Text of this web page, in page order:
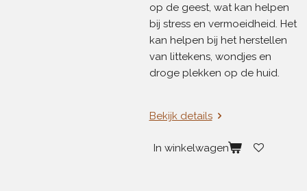
op de geest, wat kan helpen
bij stress en vermoeidheid. Het
kan helpen bij het herstellen
van littekens, wondjes en
droge plekken op de huid.
Bekijk details
In winkelwagen